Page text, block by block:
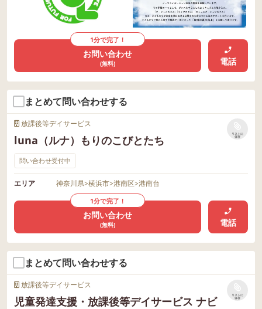
1分で完了！
お問い合わせ
(無料) 電話
まとめて問い合わせする
放課後等デイサービス
luna（ルナ）もりのこびとたち
リストに
保存
問い合わせ受付中
エリア 神奈川県>横浜市>港南区>港南台
1分で完了！
お問い合わせ
(無料) 電話
まとめて問い合わせする
放課後等デイサービス
児童発達支援・放課後等デイサービス ナビ
リストに
保存